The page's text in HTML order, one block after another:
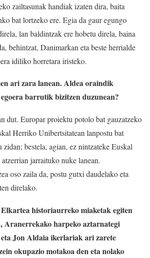
zailtasunak handiak izaten dira, baita
bat lortzeko ere. Egia da gaur egungo
lan baldintzak ere hobetu direla, baina
behintzat, Danimarkan eta beste herrialde
idiliko horretara iristeko.
ari zara lanean. Aldea oraindik
barrutik bizitzen duzunean?
dut. Europar proiektu potolo bat gauzatzeko
Herriko Unibertsitatean lanpostu bat
zidan; bestela, agian, ez nintzateke Euskal
jarraituko nuke lanean.
oso zaila da, postu gutxi daudelako eta
direlako.
historiaurreko miaketak egiten
Aranerrekako harpeko aztarnategi
Jon Aldaia ikerlariak ari zarete
okupazio motakoa den eta nolako